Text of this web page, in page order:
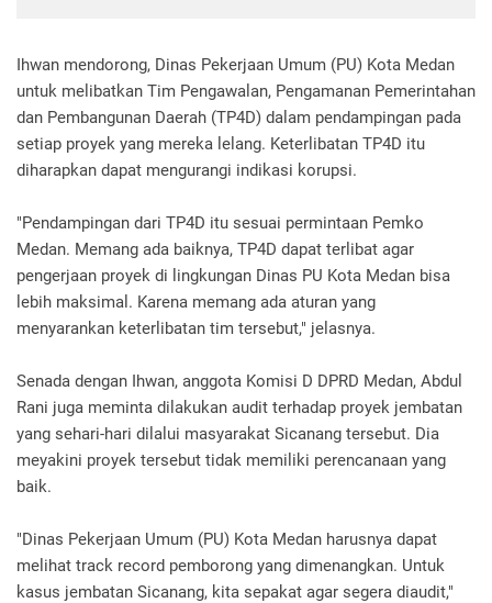
Ihwan mendorong, Dinas Pekerjaan Umum (PU) Kota Medan
untuk melibatkan Tim Pengawalan, Pengamanan Pemerintahan
dan Pembangunan Daerah (TP4D) dalam pendampingan pada
setiap proyek yang mereka lelang. Keterlibatan TP4D itu
diharapkan dapat mengurangi indikasi korupsi.
"Pendampingan dari TP4D itu sesuai permintaan Pemko
Medan. Memang ada baiknya, TP4D dapat terlibat agar
pengerjaan proyek di lingkungan Dinas PU Kota Medan bisa
lebih maksimal. Karena memang ada aturan yang
menyarankan keterlibatan tim tersebut," jelasnya.
Senada dengan Ihwan, anggota Komisi D DPRD Medan, Abdul
Rani juga meminta dilakukan audit terhadap proyek jembatan
yang sehari-hari dilalui masyarakat Sicanang tersebut. Dia
meyakini proyek tersebut tidak memiliki perencanaan yang
baik.
"Dinas Pekerjaan Umum (PU) Kota Medan harusnya dapat
melihat track record pemborong yang dimenangkan. Untuk
kasus jembatan Sicanang, kita sepakat agar segera diaudit,"